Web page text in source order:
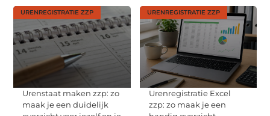
URENREGISTRATIE ZZP
Urenstaat maken zzp: zo
maak je een duidelijk
URENREGISTRATIE ZZP
Urenregistratie Excel
zzp: zo maak je een